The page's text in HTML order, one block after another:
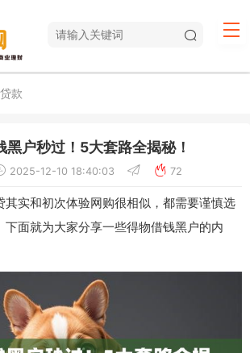
贷款
黑户秒过！5大套路全揭秘！
2025-12-10 18:40:03 72
其实和初次体验网购很相似，都需要谨慎选
下面就为大家分享一些得物借钱黑户的内